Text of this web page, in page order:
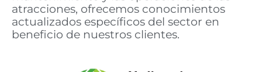
atracciones, ofrecemos conocimientos
actualizados específicos del sector en
beneficio de nuestros clientes.